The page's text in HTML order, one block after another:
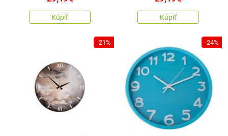
Kúpiť Kúpiť
-21% -24%